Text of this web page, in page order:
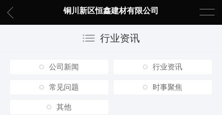
铜川新区恒鑫建材有限公司
行业资讯
公司新闻 行业资讯
常见问题 时事聚焦
其他